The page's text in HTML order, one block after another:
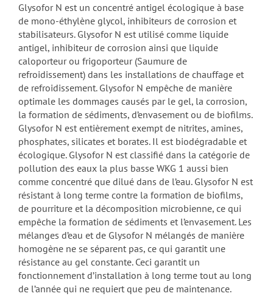
Glysofor N est un concentré antigel écologique à base
de mono-éthylène glycol, inhibiteurs de corrosion et
stabilisateurs. Glysofor N est utilisé comme liquide
antigel, inhibiteur de corrosion ainsi que liquide
caloporteur ou frigoporteur (Saumure de
refroidissement) dans les installations de chauffage et
de refroidissement. Glysofor N empêche de manière
optimale les dommages causés par le gel, la corrosion,
la formation de sédiments, d’envasement ou de biofilms.
Glysofor N est entièrement exempt de nitrites, amines,
phosphates, silicates et borates. Il est biodégradable et
écologique. Glysofor N est classifié dans la catégorie de
pollution des eaux la plus basse WKG 1 aussi bien
comme concentré que dilué dans de l’eau. Glysofor N est
résistant à long terme contre la formation de biofilms,
de pourriture et la décomposition microbienne, ce qui
empêche la formation de sédiments et l’envasement. Les
mélanges d’eau et de Glysofor N mélangés de manière
homogène ne se séparent pas, ce qui garantit une
résistance au gel constante. Ceci garantit un
fonctionnement d’installation à long terme tout au long
de l’année qui ne requiert que peu de maintenance.